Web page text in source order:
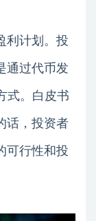
利计划。投
通过代币发
式。白皮书
话，投资者
可行性和投